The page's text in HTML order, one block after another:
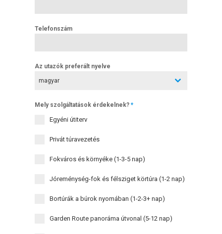
Telefonszám
Az utazók preferált nyelve
magyar
Mely szolgáltatások érdekelnek? *
Egyéni útiterv
Privát túravezetés
Fokváros és környéke (1-3-5 nap)
Jóreménység-fok és félsziget körtúra (1-2 nap)
Bortúrák a búrok nyomában (1-2-3+ nap)
Garden Route panoráma útvonal (5-12 nap)